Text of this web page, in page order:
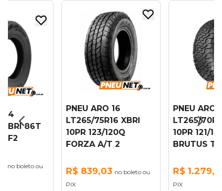
14
XBRI 86T
F2
no boleto ou
PNEU ARO 16
LT265/75R16 XBRI
10PR 123/120Q
FORZA A/T 2
R$ 839,03 no boleto ou
PIX
PNEU ARO
LT265/
10PR 121/
BRUTUS T/
R$
PIX